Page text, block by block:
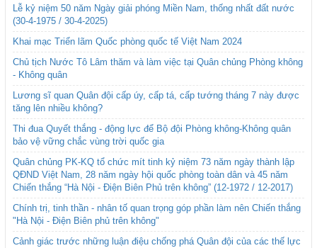
Lễ kỷ niệm 50 năm Ngày giải phóng Miền Nam, thống nhất đất nước
(30-4-1975 / 30-4-2025)
Khai mạc Triển lãm Quốc phòng quốc tế Việt Nam 2024
Chủ tịch Nước Tô Lâm thăm và làm việc tại Quân chủng Phòng không
- Không quân
Lương sĩ quan Quân đội cấp úy, cấp tá, cấp tướng tháng 7 này được
tăng lên nhiều không?
Thi đua Quyết thắng - động lực để Bộ đội Phòng không-Không quân
bảo vệ vững chắc vùng trời quốc gia
Quân chủng PK-KQ tổ chức mít tinh kỷ niệm 73 năm ngày thành lập
QĐND Việt Nam, 28 năm ngày hội quốc phòng toàn dân và 45 năm
Chiến thắng “Hà Nội - Điện Biên Phủ trên không” (12-1972 / 12-2017)
Chính trị, tinh thần - nhân tố quan trọng góp phần làm nên Chiến thắng
"Hà Nội - Điện Biên phủ trên không"
Cảnh giác trước những luận điệu chống phá Quân đội của các thế lực